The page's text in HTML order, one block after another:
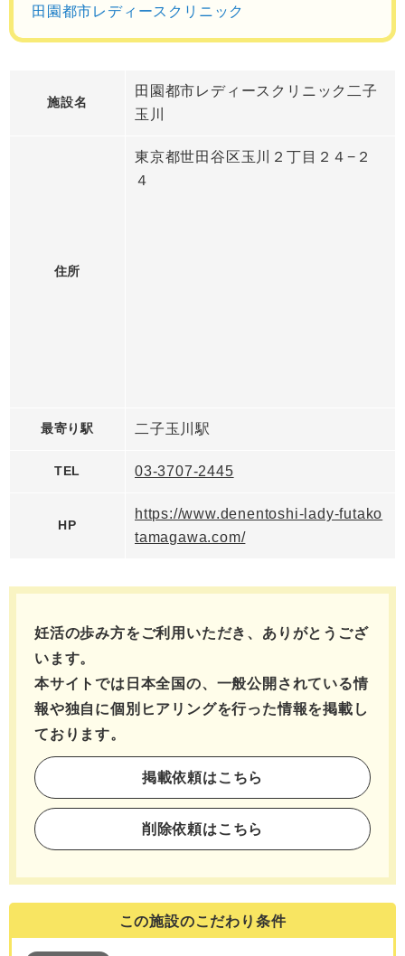
田園都市レディースクリニック
施設名
田園都市レディースクリニック二子
玉川
住所
東京都世田谷区玉川２丁目２４−２
４
最寄り駅 二子玉川駅
TEL 03-3707-2445
HP
https://www.denentoshi-lady-futako
tamagawa.com/
妊活の歩み方をご利用いただき、ありがとうござ
います。
本サイトでは日本全国の、一般公開されている情
報や独自に個別ヒアリングを行った情報を掲載し
ております。
掲載依頼はこちら
削除依頼はこちら
この施設のこだわり条件